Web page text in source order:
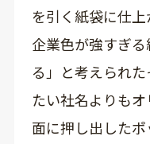
を引く紙袋に仕
企業色が強すぎ
る」と考えられ
たい社名よりも
面に押し出した